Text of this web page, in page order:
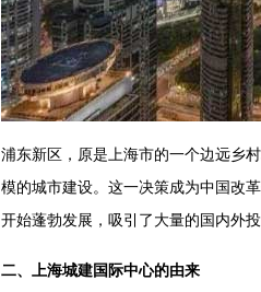
浦东新区，原是上海市的一个边远乡
模的城市建设。这一决策成为中国改
开始蓬勃发展，吸引了大量的国内外
二、上海城建国际中心的由来